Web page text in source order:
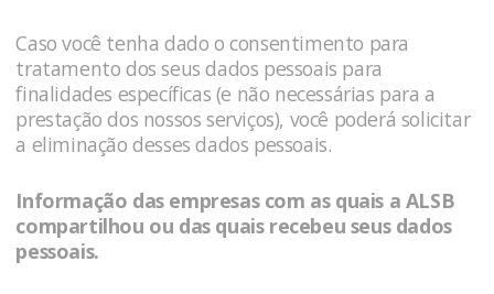
Caso você tenha dado o consentimento para
tratamento dos seus dados pessoais para
finalidades específicas (e não necessárias para a
prestação dos nossos serviços), você poderá solicitar
a eliminação desses dados pessoais.
Informação das empresas com as quais a ALSB
compartilhou ou das quais recebeu seus dados
pessoais.